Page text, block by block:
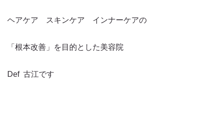
ヘアケア スキンケア インナーケアの
「根本改善」を目的とした美容院
Def 古江です